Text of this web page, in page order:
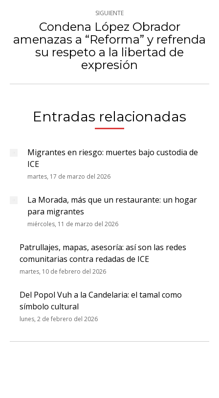
SIGUIENTE
Publicación
siguiente:
Condena López Obrador
amenazas a “Reforma” y refrenda
su respeto a la libertad de
expresión
Entradas relacionadas
Migrantes en riesgo: muertes bajo custodia de
ICE
martes, 17 de marzo del 2026
La Morada, más que un restaurante: un hogar
para migrantes
miércoles, 11 de marzo del 2026
Patrullajes, mapas, asesoría: así son las redes
comunitarias contra redadas de ICE
martes, 10 de febrero del 2026
Del Popol Vuh a la Candelaria: el tamal como
símbolo cultural
lunes, 2 de febrero del 2026